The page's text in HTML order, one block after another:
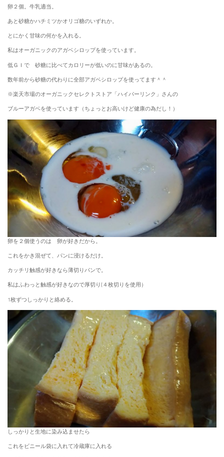
卵２個。牛乳適当。
あと砂糖かハチミツかオリゴ糖のいずれか。
とにかく甘味の何かを入れる。
私はオーガニックのアガベシロップを使っています。
低ＧＩで 砂糖に比べてカロリーが低いのに甘味があるの。
数年前から砂糖の代わりに全部アガベシロップを使ってます＾＾
※楽天市場のオーガニックセレクトストア「ハイパーリンク」さんの
ブルーアガベを使っています（ちょっとお高いけど健康の為だし！）
卵を２個使うのは 卵が好きだから。
これをかき混ぜて、パンに浸けるだけ。
カッチリ触感が好きなら薄切りパンで。
私はふわっと触感が好きなので厚切り(４枚切りを使用）
1枚ずつしっかりと絡める。
しっかりと生地に染み込ませたら
これをビニール袋に入れて冷蔵庫に入れる